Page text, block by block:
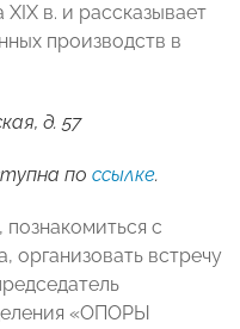
в. и рассказывает
производств в
д. 57
по ссылке.
с
организовать встречу
«ОПОРЫ